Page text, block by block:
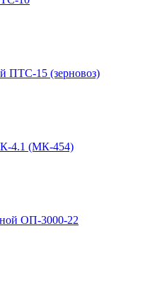
ПТС-15 (зерновоз)
4.1 (МК-454)
ОП-3000-22